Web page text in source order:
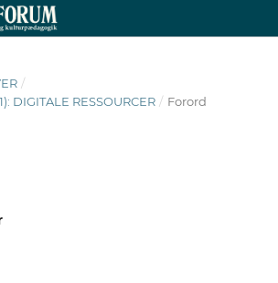
/
DIGITALE RESSOURCER / Forord